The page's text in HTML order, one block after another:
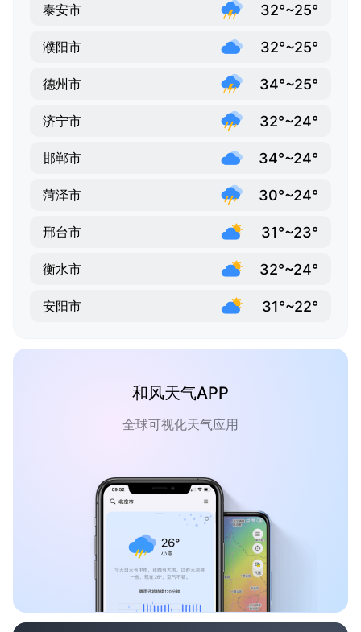
泰安市 32°~25°
濮阳市 32°~25°
德州市 34°~25°
济宁市 32°~24°
邯郸市 34°~24°
菏泽市 30°~24°
邢台市 31°~23°
衡水市 32°~24°
安阳市 31°~22°
和风天气APP
全球可视化天气应用